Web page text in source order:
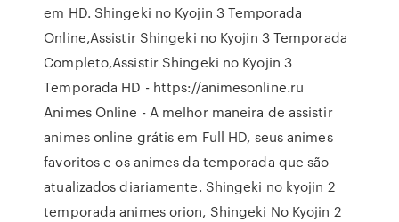
em HD. Shingeki no Kyojin 3 Temporada
Online,Assistir Shingeki no Kyojin 3 Temporada
Completo,Assistir Shingeki no Kyojin 3
Temporada HD - https://animesonline.ru
Animes Online - A melhor maneira de assistir
animes online grátis em Full HD, seus animes
favoritos e os animes da temporada que são
atualizados diariamente. Shingeki no kyojin 2
temporada animes orion, Shingeki No Kyojin 2